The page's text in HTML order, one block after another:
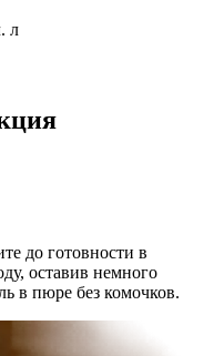
л
до готовности в
оставив немного
в пюре без комочков.